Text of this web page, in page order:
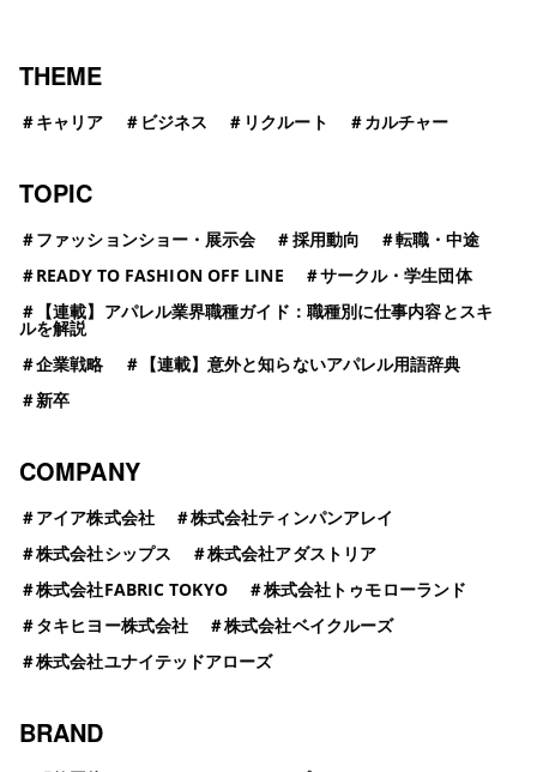
THEME
＃キャリア ＃ ビジネス ＃ リクルート ＃カルチャー
TOPIC
＃ファッションショー・展示会 ＃採用動向 ＃転職・中途
＃READY TO FASHION OFF LINE ＃サークル・学生団体
＃ 【連載】アパレル業界職種ガイド：職種別に仕事内容とスキ
ルを解説
＃企業戦略 ＃ 【連載】意外と知らないアパレル用語辞典
＃新卒
COMPANY
＃アイア株式会社 ＃株式会社ティンパンアレイ
＃株式会社シップス ＃株式会社アダストリア
＃株式会社FABRIC TOKYO ＃株式会社トゥモローランド
＃タキヒヨー株式会社 ＃株式会社ベイクルーズ
＃株式会社ユナイテッドアローズ
BRAND